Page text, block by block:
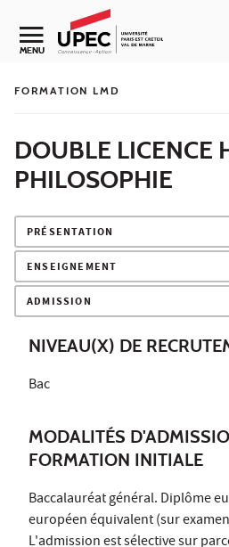
Aller au contenu
Navigation secondaire
MENU
FORMATION LMD
DOUBLE LICENCE
PHILOSOPHIE
PRÉSENTATION
ENSEIGNEMENT
ADMISSION
NIVEAU(X) DE
Bac
MODALITÉS
FORMATION INITIALE
Baccalauréat général. Diplôme
européen équivalent (sur